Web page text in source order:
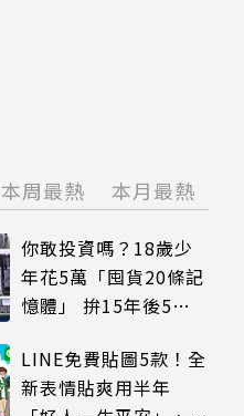
本周最熱 本月最熱
你敢投資嗎？18歲少
年花5萬「囤貨20條記
憶體」 拚15年後5倍
LINE免費貼圖5款！全
新表情貼爽用半年